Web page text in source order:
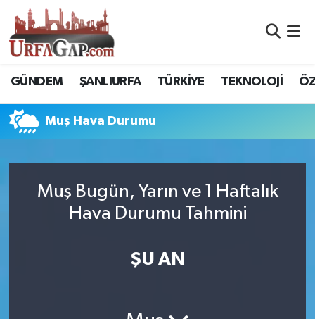
GÜNDEM ŞANLIURFA TÜRKİYE TEKNOLOJİ
Muş Hava Durumu
Muş Bugün, Yarın ve 1 Haftalık
Hava Durumu Tahmini
ŞU AN
Nöbetçi Eczaneler
Hava Durumu
Namaz Vakitleri
Trafik Durumu
Süper Lig Puan Durumu ve Fikstür
Son Dakika Haberleri